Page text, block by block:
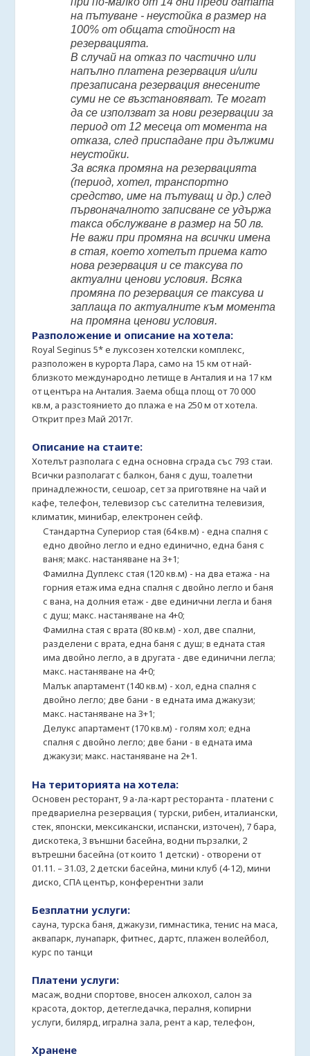
на пътуване - неустойка в размер на
100% от общата стойност на
резервацията.
В случай на отказ по частично или
напълно платена резервация и/или
презаписана резервация внесените
суми не се възстановяват. Те могат
да се използват за нови резервации за
период от 12 месеца от момента на
отказа, след приспадане при дължими
неустойки.
За всяка промяна на резервацията
(период, хотел, транспортно
средство, име на пътуващ и др.) след
първоначалното записване се удържа
такса обслужване в размер на 50 лв.
Не важи при промяна на всички имена
в стая, което хотелът приема като
нова резервация и се таксува по
актуални ценови условия. Всяка
промяна по резервация се таксува и
заплаща по актуалните към момента
на промяна ценови условия.
Разположение и описание на хотела:
Royal Seginus 5* е луксозен хотелски комплекс,
разположен в курорта Лара, само на 15 км от най-
близкото международно летище в Анталия и на 17 км
от центъра на Анталия. Заема обща площ от 70 000
кв.м, а разстоянието до плажа е на 250 м от хотела.
Открит през Май 2017г.
Описание на стаите:
Хотелът разполага с една основна сграда със 793 стаи.
Всички разполагат с балкон, баня с душ, тоалетни
принадлежности, сешоар, сет за приготвяне на чай и
кафе, телефон, телевизор със сателитна телевизия,
климатик, минибар, електронен сейф.
Стандартна Супериор стая (64 кв.м) - една спалня с
едно двойно легло и едно единично, една баня с
ваня; макс. настаняване на 3+1;
Фамилна Дуплекс стая (120 кв.м) - на два етажа - на
горния етаж има една спалня с двойно легло и баня
с вана, на долния етаж - две единични легла и баня
с душ; макс. настаняване на 4+0;
Фамилна стая с врата (80 кв.м) - хол, две спални,
разделени с врата, една баня с душ; в едната стая
има двойно легло, а в другата - две единични легла;
макс. настаняване на 4+0;
Малък апартамент (140 кв.м) - хол, една спалня с
двойно легло; две бани - в едната има джакузи;
макс. настаняване на 3+1;
Делукс апартамент (170 кв.м) - голям хол; една
спалня с двойно легло; две бани - в едната има
джакузи; макс. настаняване на 2+1.
На територията на хотела:
Основен ресторант, 9 а-ла-карт ресторанта - платени с
предвариелна резервация ( турски, рибен, италиански,
стек, японски, мексикански, испански, източен), 7 бара,
дискотека, 3 външни басейна, водни пързалки, 2
вътрешни басейна (от които 1 детски) - отворени от
01.11. – 31.03, 2 детски басейна, мини клуб (4-12), мини
диско, СПА център, конферентни зали
Безплатни услуги:
сауна, турска баня, джакузи, гимнастика, тенис на маса,
аквапарк, лунапарк, фитнес, дартс, плажен волейбол,
курс по танци
Платени услуги:
масаж, водни спортове, вносен алкохол, салон за
красота, доктор, детегледачка, пералня, копирни
услуги, билярд, игрална зала, рент а кар, телефон,
Хранене